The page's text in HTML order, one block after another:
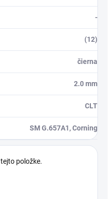
-
(12)
čierna
2.0 mm
CLT
SM G.657A1, Corning
položke.